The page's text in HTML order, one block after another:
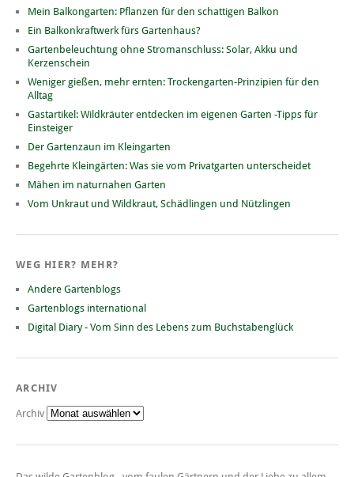
Mein Balkongarten: Pflanzen für den schattigen Balkon
Ein Balkonkraftwerk fürs Gartenhaus?
Gartenbeleuchtung ohne Stromanschluss: Solar, Akku und
Kerzenschein
Weniger gießen, mehr ernten: Trockengarten-Prinzipien für den
Alltag
Gastartikel: Wildkräuter entdecken im eigenen Garten -Tipps für
Einsteiger
Der Gartenzaun im Kleingarten
Begehrte Kleingärten: Was sie vom Privatgarten unterscheidet
Mähen im naturnahen Garten
Vom Unkraut und Wildkraut, Schädlingen und Nützlingen
WEG HIER? MEHR?
Andere Gartenblogs
Gartenblogs international
Digital Diary - Vom Sinn des Lebens zum Buchstabenglück
ARCHIV
Archiv